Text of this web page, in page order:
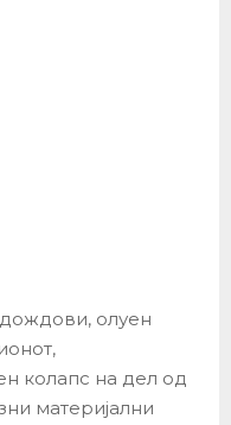
олуен
колапс на дел од
материјални